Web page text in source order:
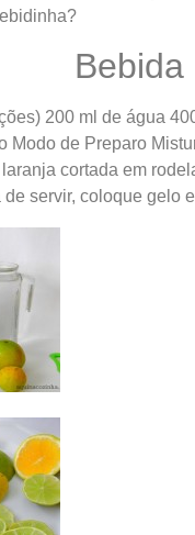
200 ml de água
Modo de Preparo
cortada em
servir, coloque gelo